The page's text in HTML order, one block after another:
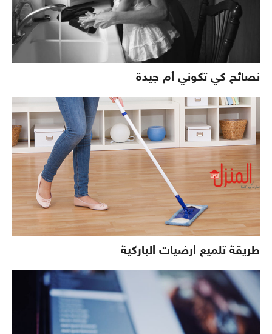
نصائح كي تكوني أم جيدة
طريقة تلميع ارضيات الباركية